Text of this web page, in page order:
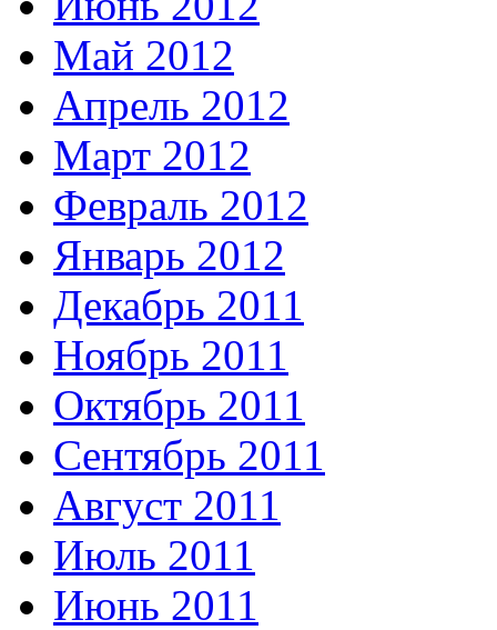
Май 2012
Апрель 2012
Март 2012
Февраль 2012
Январь 2012
Декабрь 2011
Ноябрь 2011
Октябрь 2011
Сентябрь 2011
Август 2011
Июль 2011
Июнь 2011